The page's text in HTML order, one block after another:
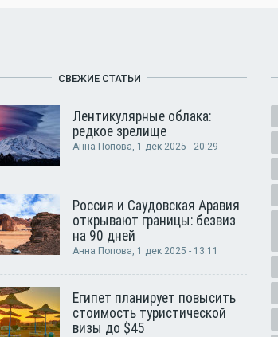
СВЕЖИЕ СТАТЬИ
Лентикулярные облака:
редкое зрелище
Анна Попова, 1 дек 2025 - 20:29
Россия и Саудовская Аравия
открывают границы: безвиз
на 90 дней
Анна Попова, 1 дек 2025 - 13:11
Египет планирует повысить
стоимость туристической
визы до $45